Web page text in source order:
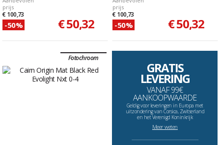
prijs
€ 100,73
-50% € 50,32
prijs
€ 100,73
-50% € 50,32
Fotochroom
GRATIS
LEVERING
VANAF 99€
AANKOOPWAARDE
Geldig voor leveringen in Europa met
uitzondering van Corsica, Zwitserland
en het Verenigd Koninkrijk
Meer weten
--------------------------------------------------------------------